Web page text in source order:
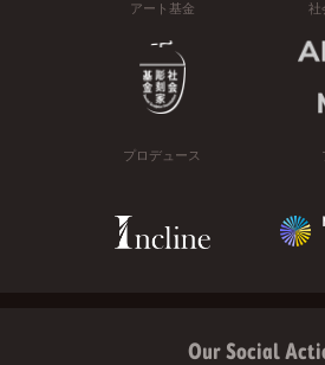
アート基金 社
プロデュース
Our Social